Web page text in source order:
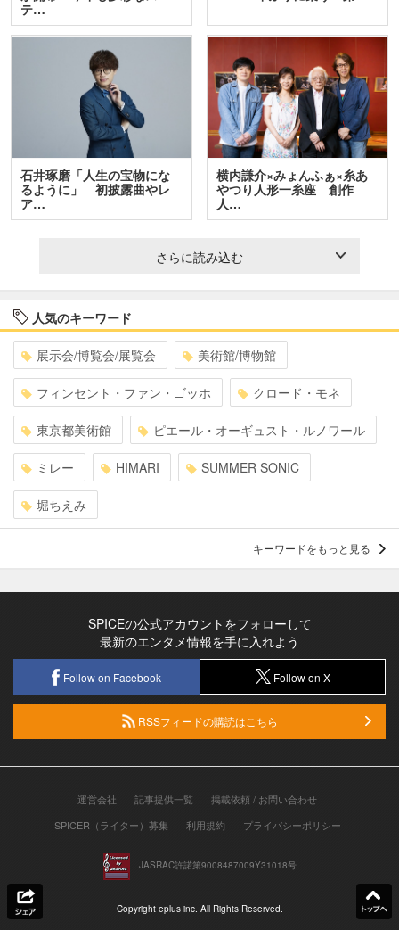
テ…
石井琢磨「人生の宝物にな
るように」 初披露曲やレ
ア…
横内謙介×みょんふぁ×糸あ
やつり人形一糸座 創作
人…
さらに読み込む
人気のキーワード
展示会/博覧会/展覧会 美術館/博物館
フィンセント・ファン・ゴッホ クロード・モネ
東京都美術館 ピエール・オーギュスト・ルノワール
ミレー HIMARI SUMMER SONIC
堀ちえみ
キーワードをもっと見る
SPICEの公式アカウントをフォローして
最新のエンタメ情報を手に入れよう
Follow on Facebook Follow on X
RSSフィードの購読はこちら
運営会社 記事提供一覧
掲載依頼 / お問い合わせ
SPICER（ライター）募集
利用規約 プライバシーポリシー
JASRAC許諾第9008487009Y31018号
Copyright eplus inc. All Rights Reserved.